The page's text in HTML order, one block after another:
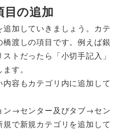
の追加
加していきましょう。カテ
橋渡しの項目です。例えば銀
トだったら「小切手記入」
す。
容もカテゴリ内に追加して
ン→センター及びタブ→セン
で新規カテゴリを追加して